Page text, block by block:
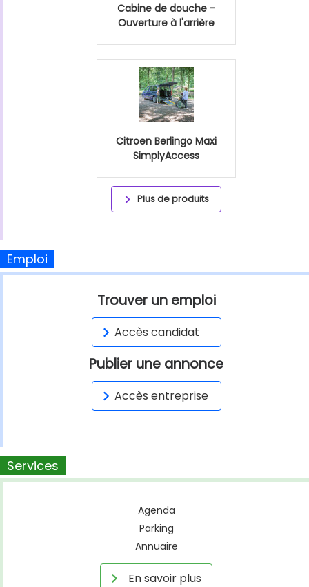
Cabine de douche -
Ouverture à l'arrière
Citroen Berlingo Maxi
SimplyAccess
Plus de produits
Emploi
Trouver un emploi
Accès candidat
Publier une annonce
Accès entreprise
Services
Agenda
Parking
Annuaire
En savoir plus